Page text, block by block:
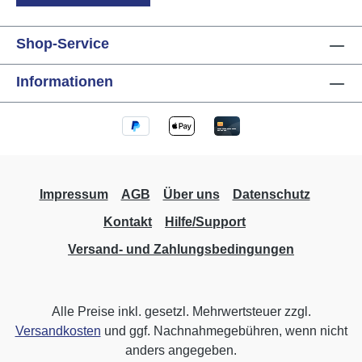
Shop-Service
Informationen
Impressum AGB Über uns
Datenschutz
Kontakt
Hilfe/Support
Versand- und Zahlungsbedingungen
Alle Preise inkl. gesetzl. Mehrwertsteuer zzgl.
Versandkosten und ggf. Nachnahmegebühren, wenn nicht
anders angegeben.